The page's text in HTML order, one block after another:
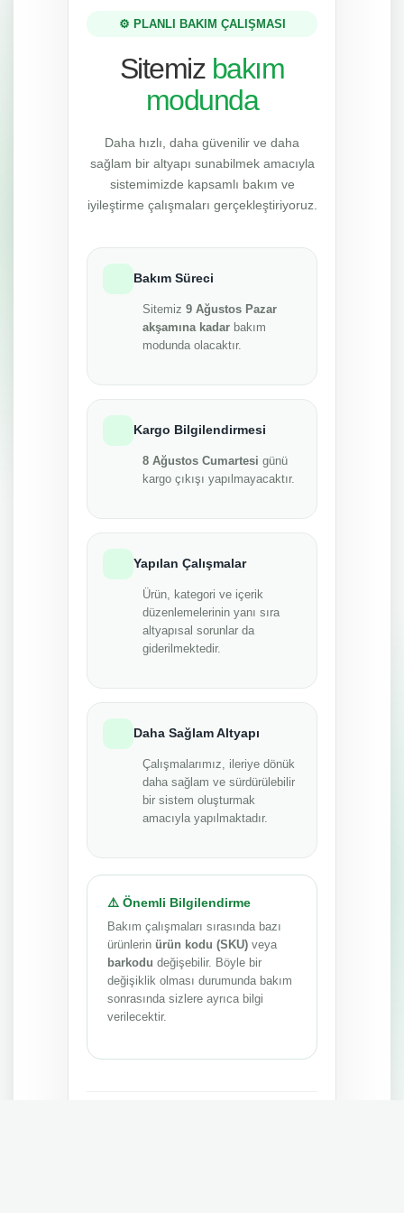
⚙️ PLANLI BAKIM ÇALIŞMASI
Sitemiz bakım
modunda
Daha hızlı, daha güvenilir ve daha
sağlam bir altyapı sunabilmek amacıyla
sistemimizde kapsamlı bakım ve
iyileştirme çalışmaları gerçekleştiriyoruz.
Bakım Süreci
Sitemiz 9 Ağustos Pazar
akşamına kadar bakım
modunda olacaktır.
Kargo Bilgilendirmesi
8 Ağustos Cumartesi günü
kargo çıkışı yapılmayacaktır.
Yapılan Çalışmalar
Ürün, kategori ve içerik
düzenlemelerinin yanı sıra
altyapısal sorunlar da
giderilmektedir.
Daha Sağlam Altyapı
Çalışmalarımız, ileriye dönük
daha sağlam ve sürdürülebilir
bir sistem oluşturmak
amacıyla yapılmaktadır.
⚠️ Önemli Bilgilendirme
Bakım çalışmaları sırasında bazı
ürünlerin ürün kodu (SKU) veya
barkodu değişebilir. Böyle bir
değişiklik olması durumunda bakım
sonrasında sizlere ayrıca bilgi
verilecektir.